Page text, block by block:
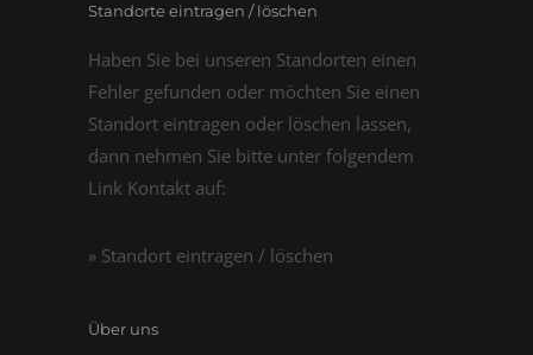
Standorte eintragen / löschen
Haben Sie bei unseren Standorten einen
Fehler gefunden oder möchten Sie einen
Standort eintragen oder löschen lassen,
dann nehmen Sie bitte unter folgendem
Link Kontakt auf:
» Standort eintragen / löschen
Über uns